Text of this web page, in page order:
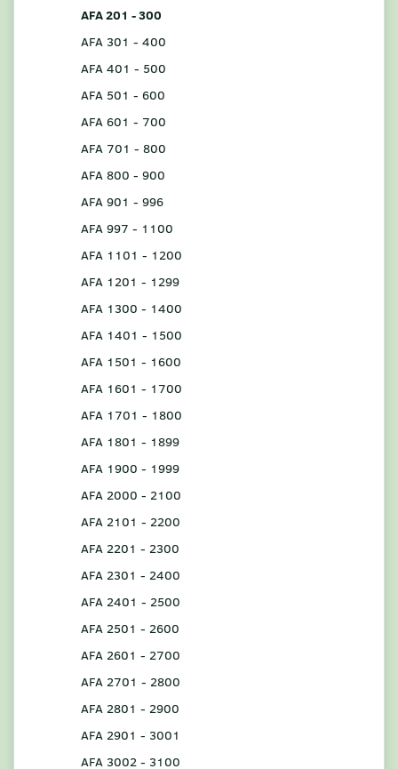
AFA 201 - 300
AFA 301 - 400
AFA 401 - 500
AFA 501 - 600
AFA 601 - 700
AFA 701 - 800
AFA 800 - 900
AFA 901 - 996
AFA 997 - 1100
AFA 1101 - 1200
AFA 1201 - 1299
AFA 1300 - 1400
AFA 1401 - 1500
AFA 1501 - 1600
AFA 1601 - 1700
AFA 1701 - 1800
AFA 1801 - 1899
AFA 1900 - 1999
AFA 2000 - 2100
AFA 2101 - 2200
AFA 2201 - 2300
AFA 2301 - 2400
AFA 2401 - 2500
AFA 2501 - 2600
AFA 2601 - 2700
AFA 2701 - 2800
AFA 2801 - 2900
AFA 2901 - 3001
AFA 3002 - 3100